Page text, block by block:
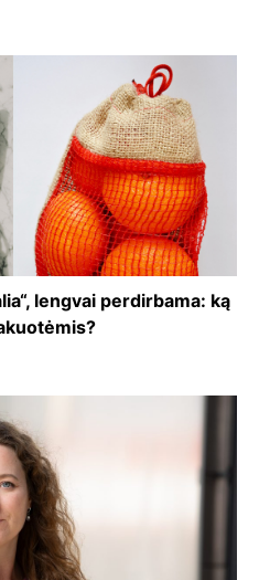
lengvai perdirbama: ką